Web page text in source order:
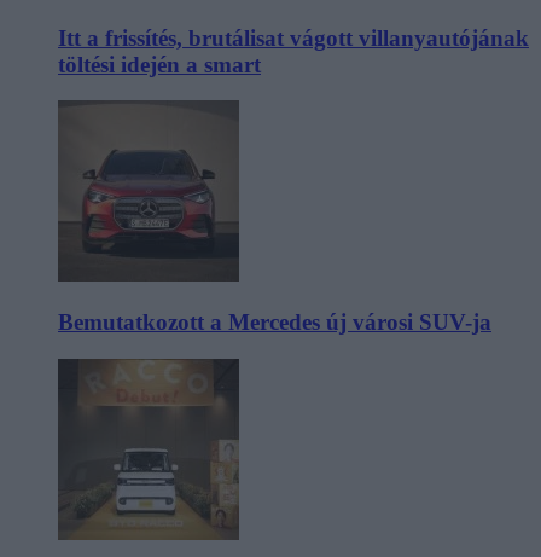
Itt a frissítés, brutálisat vágott villanyautójának
töltési idején a smart
Bemutatkozott a Mercedes új városi SUV-ja